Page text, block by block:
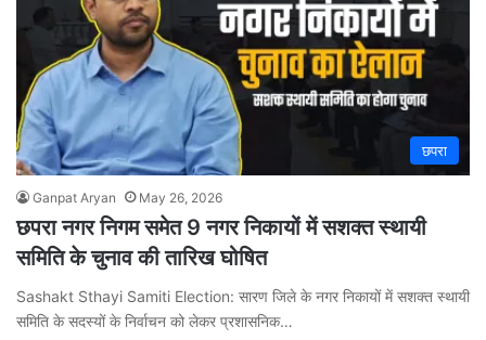
छपरा
Ganpat Aryan May 26, 2026
छपरा नगर निगम समेत 9 नगर निकायों में सशक्त स्थायी
समिति के चुनाव की तारिख घोषित
Sashakt Sthayi Samiti Election: सारण जिले के नगर निकायों में सशक्त स्थायी
समिति के सदस्यों के निर्वाचन को लेकर प्रशासनिक…